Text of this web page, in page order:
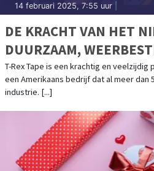
14 februari 2025, 7:55 uur
DE KRACHT VAN HET
DUURZAAM,
ONVERSLAANBAAR
T-Rex Tape is een krachtig en veelzijdig
een Amerikaans bedrijf dat al meer dan
industrie. [...]